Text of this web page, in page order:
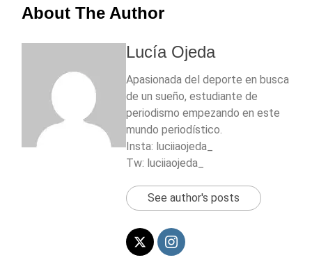
About The Author
Lucía Ojeda
Apasionada del deporte en busca
de un sueño, estudiante de
periodismo empezando en este
mundo periodístico.
Insta: luciiaojeda_
Tw: luciiaojeda_
See author's posts